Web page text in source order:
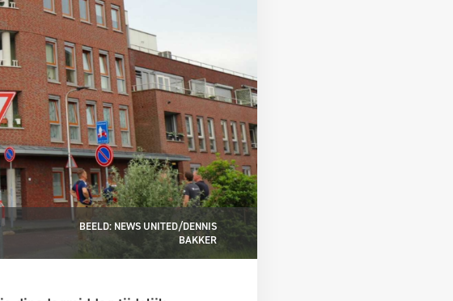
BEELD: NEWS UNITED/DENNIS
BAKKER